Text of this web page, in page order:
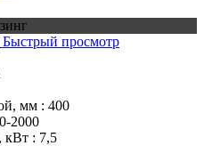
Быстрый просмотр
мм : 400
2000
кВт : 7,5